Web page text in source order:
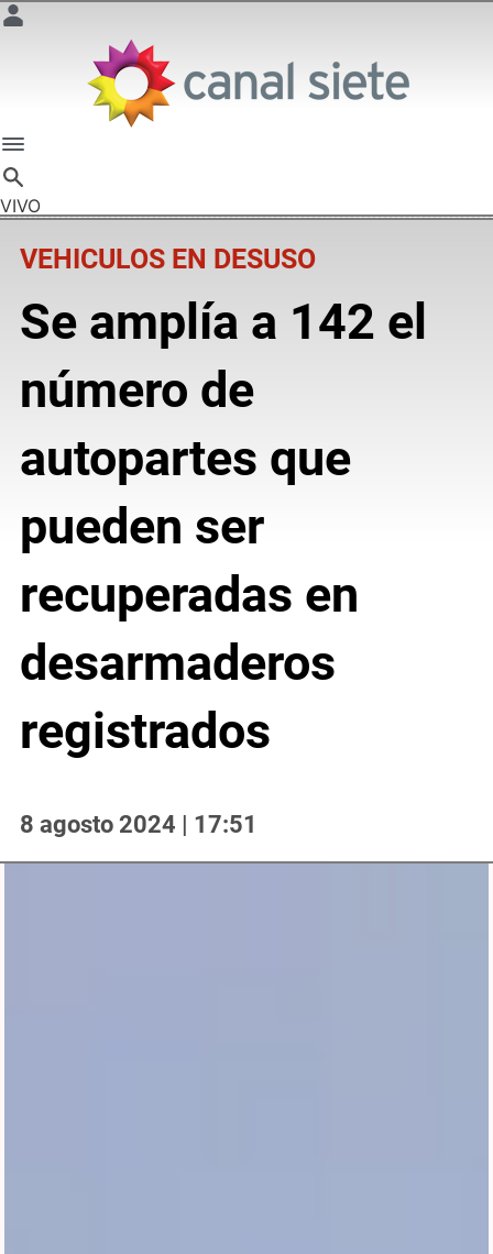
VIVO
VEHICULOS EN DESUSO
Se amplía a 142 el
número de
autopartes que
pueden ser
recuperadas en
desarmaderos
registrados
8 agosto 2024 | 17:51